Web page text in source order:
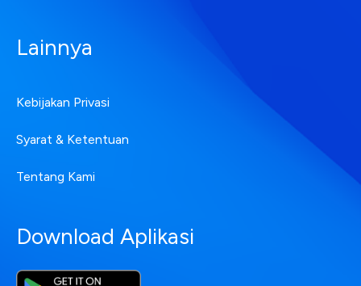
Lainnya
Kebijakan Privasi
Syarat & Ketentuan
Tentang Kami
Download Aplikasi